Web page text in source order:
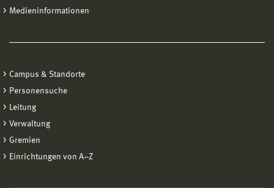
Medieninformationen
Campus & Standorte
Personensuche
Leitung
Verwaltung
Gremien
Einrichtungen von A−Z